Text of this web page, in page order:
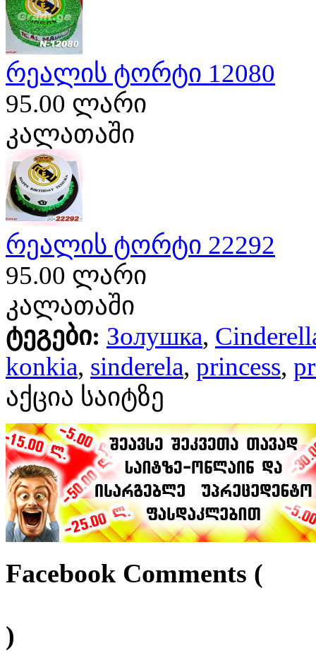
რეალის ტორტი 12080
95.00 ლარი
კალათაში
რეალის ტორტი 22292
95.00 ლარი
კალათაში
ტეგები: Золушка,
konkia, sinderela, princess,
აქცია საიტზე
Facebook Comments (
)